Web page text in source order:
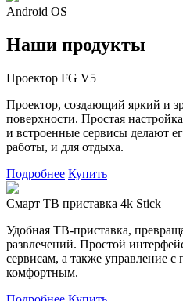
Android OS
Наши продукты
Проектор FG V5
Проектор, создающий яркий и
поверхности. Простая
и встроенные сервисы делают
работы, и для отдыха.
Подробнее Купить
Смарт ТВ приставка 4k Stick
Удобная ТВ-приставка,
развлечений. Простой
сервисам, а также управление с
комфортным.